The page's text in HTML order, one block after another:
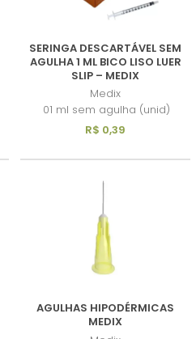
SERINGA DESCARTÁVEL SEM
AGULHA 1 ML BICO LISO LUER
SLIP – MEDIX
Medix
01 ml sem agulha (unid)
R$ 0,39
AGULHAS HIPODÉRMICAS
MEDIX